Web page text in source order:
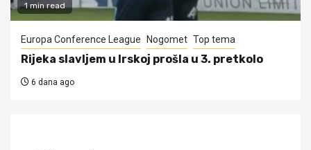
1 min read
Europa Conference League Nogomet Top tema
Rijeka slavljem u Irskoj prošla u 3. pretkolo
6 dana ago